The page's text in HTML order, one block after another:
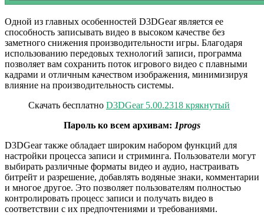
Одной из главных особенностей D3DGear является ее
способность записывать видео в высоком качестве без
заметного снижения производительности игры. Благодаря
использованию передовых технологий записи, программа
позволяет вам сохранить поток игрового видео с плавными
кадрами и отличным качеством изображения, минимизируя
влияние на производительность системы.
Скачать бесплатно D3DGear 5.00.2318 крякнутый
Пароль ко всем архивам: 1progs
D3DGear также обладает широким набором функций для
настройки процесса записи и стриминга. Пользователи могут
выбирать различные форматы видео и аудио, настраивать
битрейт и разрешение, добавлять водяные знаки, комментарии
и многое другое. Это позволяет пользователям полностью
контролировать процесс записи и получать видео в
соответствии с их предпочтениями и требованиями.